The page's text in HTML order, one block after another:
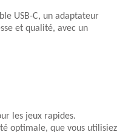
USB-C, un adaptateur
et qualité, avec un
les jeux rapides.
optimale, que vous utilisiez